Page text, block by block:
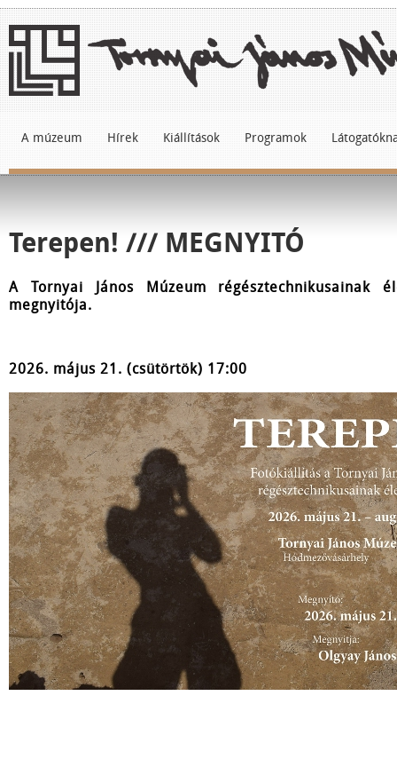
A múzeum Hírek Kiállítások Programok
Terepen! /// MEGNYITÓ
A Tornyai János Múzeum régésztechnikusainak
megnyitója.
2026. május 21. (csütörtök) 17:00